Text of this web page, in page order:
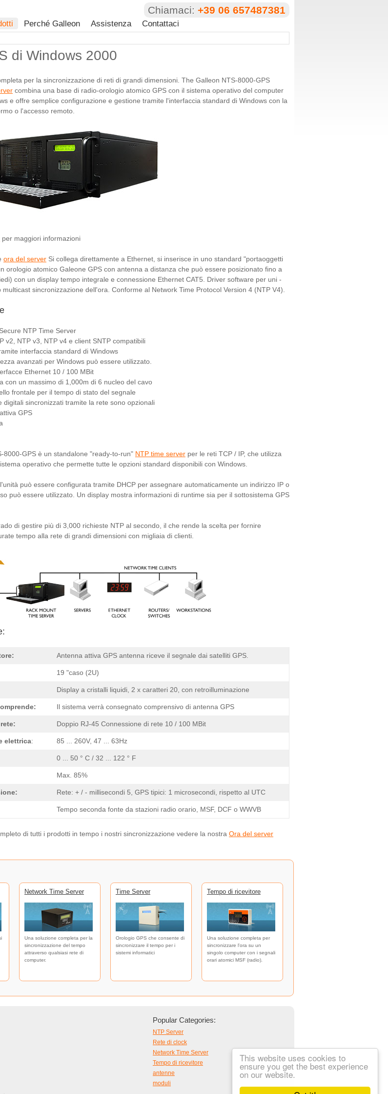
This website uses cookies to
ensure you get the best experience
on our website.
Chiamaci: +39 06 657487381
Perché Galleon Assistenza Contattaci
di Windows 2000
per la sincronizzazione di reti di grandi dimensioni. The Galleon NTS-8000-GPS
combina una base di radio-orologio atomico GPS con il sistema operativo del computer
e offre semplice configurazione e gestione tramite l'interfaccia standard di Windows con la
o l'accesso remoto.
per maggiori informazioni
ora del server Si collega direttamente a Ethernet, si inserisce in uno standard "portaoggetti
orologio atomico Galeone GPS con antenna a distanza che può essere posizionato fino a
con un display tempo integrale e connessione Ethernet CAT5. Driver software per uni -
sincronizzazione dell'ora. Conforme al Network Time Protocol Version 4 (NTP V4).
NTP Time Server
v2, NTP v3, NTP v4 e client SNTP compatibili
interfaccia standard di Windows
avanzati per Windows può essere utilizzato.
Ethernet 10 / 100 MBit
con un massimo di 1,000m di 6 nucleo del cavo
frontale per il tempo di stato del segnale
digitali sincronizzati tramite la rete sono opzionali
GPS
8000-GPS è un standalone "ready-to-run" NTP time server per le reti TCP / IP, che utilizza
operativo che permette tutte le opzioni standard disponibili con Windows.
può essere configurata tramite DHCP per assegnare automaticamente un indirizzo IP o
può essere utilizzato. Un display mostra informazioni di runtime sia per il sottosistema GPS
di gestire più di 3,000 richieste NTP al secondo, il che rende la scelta per fornire
tempo alla rete di grandi dimensioni con migliaia di clienti.
Antenna attiva GPS antenna riceve il segnale dai satelliti GPS.
19 "caso (2U)
Display a cristalli liquidi, 2 x caratteri 20, con retroilluminazione
Il sistema verrà consegnato comprensivo di antenna GPS
Doppio RJ-45 Connessione di rete 10 / 100 MBit
elettrica: 85 ... 260V, 47 ... 63Hz
0 ... 50 ° C / 32 ... 122 ° F
Max. 85%
Rete: + / - millisecondi 5, GPS tipici: 1 microsecondi, rispetto al UTC
Tempo seconda fonte da stazioni radio orario, MSF, DCF o WWVB
di tutti i prodotti in tempo i nostri sincronizzazione vedere la nostra Ora del server
Network Time Server
Una soluzione completa per la
sincronizzazione del tempo
attraverso qualsiasi rete di
computer.
Time Server
Orologio GPS che consente di
sincronizzare il tempo per i
sistemi informatici
Tempo di ricevitore
Una soluzione completa per
sincronizzare l'ora su un
singolo computer con i segnali
orari atomici MSF (radio).
Popular Categories:
NTP Server
Rete di clock
Network Time Server
Tempo di ricevitore
antenne
moduli